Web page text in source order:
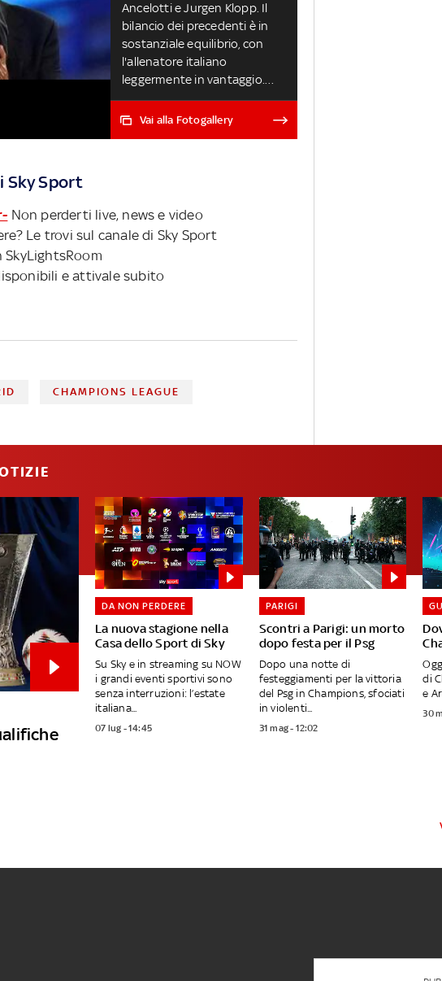
Ancelotti e Jurgen Klopp. Il
bilancio dei precedenti è in
sostanziale equilibrio, con
l'allenatore italiano
leggermente in vantaggio.
Come finirà allo stade de
France? LIVERPOOL-REAL
Vai alla Fotogallery
Sky Sport
Non perderti live, news e video
Le trovi sul canale di Sky Sport
SkyLightsRoom
e attivale subito
CHAMPIONS LEAGUE
La nuova stagione nella
Casa dello Sport di Sky
DA NON PERDERE
Su Sky e in streaming su NOW
i grandi eventi sportivi sono
senza interruzioni: l’estate
italiana...
07 lug - 14:45
Scontri a Parigi: un morto
dopo festa per il Psg
PARIGI
Dopo una notte di
festeggiamenti per la vittoria
del Psg in Champions, sfociati
in violenti...
31 mag - 12:02
di
e
30